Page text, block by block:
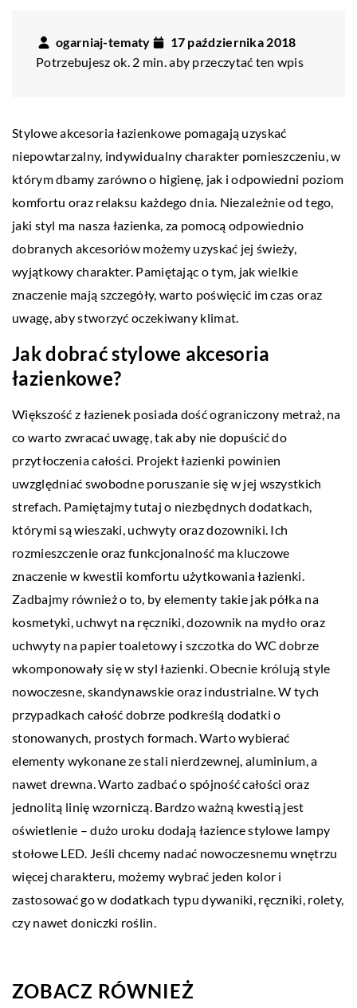
ogarniaj-tematy
17 października 2018
Potrzebujesz ok. 2 min. aby przeczytać ten wpis
Stylowe akcesoria łazienkowe pomagają uzyskać
niepowtarzalny, indywidualny charakter pomieszczeniu, w
którym dbamy zarówno o higienę, jak i odpowiedni poziom
komfortu oraz relaksu każdego dnia. Niezależnie od tego,
jaki styl ma nasza łazienka, za pomocą odpowiednio
dobranych akcesoriów możemy uzyskać jej świeży,
wyjątkowy charakter. Pamiętając o tym, jak wielkie
znaczenie mają szczegóły, warto poświęcić im czas oraz
uwagę, aby stworzyć oczekiwany klimat.
Jak dobrać stylowe akcesoria
łazienkowe?
Większość z łazienek posiada dość ograniczony metraż, na
co warto zwracać uwagę, tak aby nie dopuścić do
przytłoczenia całości. Projekt łazienki powinien
uwzględniać swobodne poruszanie się w jej wszystkich
strefach. Pamiętajmy tutaj o niezbędnych dodatkach,
którymi są wieszaki, uchwyty oraz dozowniki. Ich
rozmieszczenie oraz funkcjonalność ma kluczowe
znaczenie w kwestii komfortu użytkowania łazienki.
Zadbajmy również o to, by elementy takie jak półka na
kosmetyki, uchwyt na ręczniki, dozownik na mydło oraz
uchwyty na papier toaletowy i szczotka do WC dobrze
wkomponowały się w styl łazienki. Obecnie królują style
nowoczesne, skandynawskie oraz industrialne. W tych
przypadkach całość dobrze podkreślą dodatki o
stonowanych, prostych formach. Warto wybierać
elementy wykonane ze stali nierdzewnej, aluminium, a
nawet drewna. Warto zadbać o spójność całości oraz
jednolitą linię wzorniczą. Bardzo ważną kwestią jest
oświetlenie – dużo uroku dodają łazience stylowe lampy
stołowe LED. Jeśli chcemy nadać nowoczesnemu wnętrzu
więcej charakteru, możemy wybrać jeden kolor i
zastosować go w dodatkach typu dywaniki, ręczniki, rolety,
czy nawet doniczki roślin.
ZOBACZ RÓWNIEŻ